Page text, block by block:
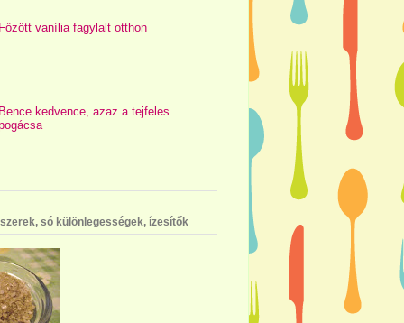
vanília fagylalt otthon
kedvence, azaz a tejfeles
só különlegességek, ízesítők